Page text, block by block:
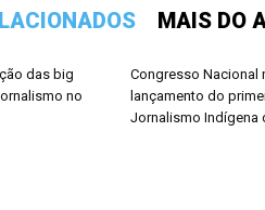
MAIS DO
das big
no
Congresso Nacional
lançamento do
Jornalismo Indígena